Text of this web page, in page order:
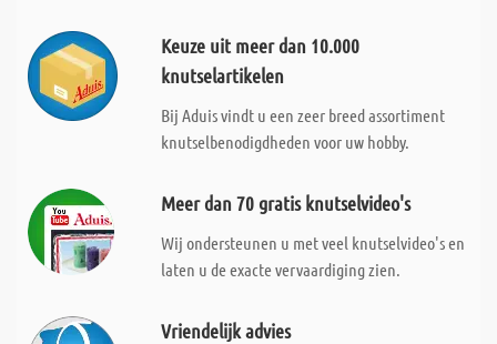
Keuze uit meer dan 10.000
knutselartikelen
Bij Aduis vindt u een zeer breed assortiment
knutselbenodigdheden voor uw hobby.
Meer dan 70 gratis knutselvideo's
Wij ondersteunen u met veel knutselvideo's en
laten u de exacte vervaardiging zien.
Vriendelijk advies